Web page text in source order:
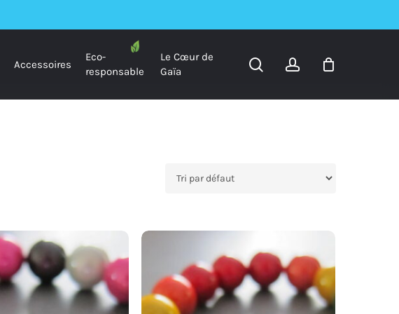
Accessoires
Eco-
responsable
Le Cœur de
Gaïa
searchaccount